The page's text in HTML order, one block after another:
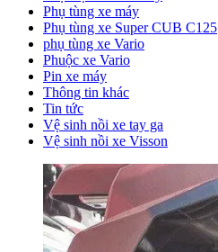
Phụ tùng xe máy
Phụ tùng xe Super CUB C125
phụ tùng xe Vario
Phuộc xe Vario
Pin xe máy
Thông tin khác
Tin tức
Vệ sinh nồi xe tay ga
Vệ sinh nồi xe Visson